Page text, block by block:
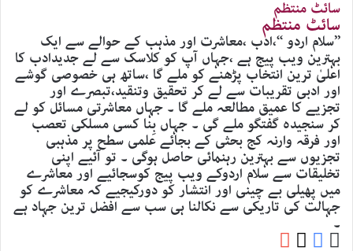
سائٹ منتظم
’’سلام اردو ‘‘،ادب ،معاشرت اور مذہب کے حوالے سے ایک
بہترین ویب پیج ہے ،جہاں آپ کو کلاسک سے لے جدیدادب کا
اعلیٰ ترین انتخاب پڑھنے کو ملے گا ،ساتھ ہی خصوصی گوشے
اور ادبی تقریبات سے لے کر تحقیق وتنقید،تبصرے اور
تجزیے کا عمیق مطالعہ ملے گا ۔ جہاں معاشرتی مسائل کو لے
کر سنجیدہ گفتگو ملے گی ۔ جہاں بِنا کسی مسلکی تعصب
اور فرقہ وارنہ کج بحثی کے بجائے علمی سطح پر مذہبی
تجزیوں سے بہترین رہنمائی حاصل ہوگی ۔ تو آئیے اپنی
تخلیقات سے سلام اردوکے ویب پیج کوسجائیے اور معاشرے
میں پھیلی بے چینی اور انتشار کو دورکیجیے کہ معاشرے کو
جہالت کی تاریکی سے نکالنا ہی سب سے افضل ترین جہاد ہے
۔
Website
Facebook
X